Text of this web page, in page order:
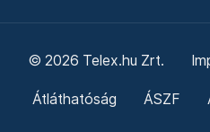
© 2026 Telex.hu Zrt.
Átláthatóság ÁSZF